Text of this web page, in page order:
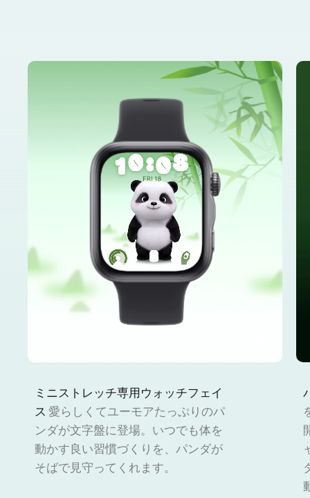
ミニストレッチ専用ウォッチフェイ
ス 愛らしくてユーモアたっぷりのパ
ンダが文字盤に登場。いつでも体を
動かす良い習慣づくりを、パンダが
そばで見守ってくれます。